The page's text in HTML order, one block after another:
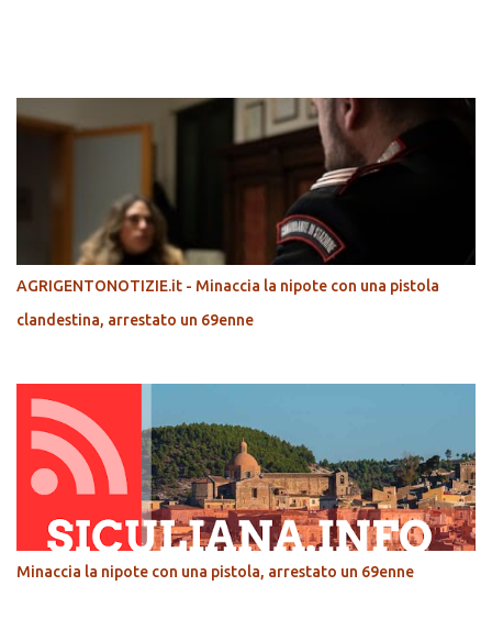
AGRIGENTONOTIZIE.it - Minaccia la nipote con una pistola
clandestina, arrestato un 69enne
Minaccia la nipote con una pistola, arrestato un 69enne